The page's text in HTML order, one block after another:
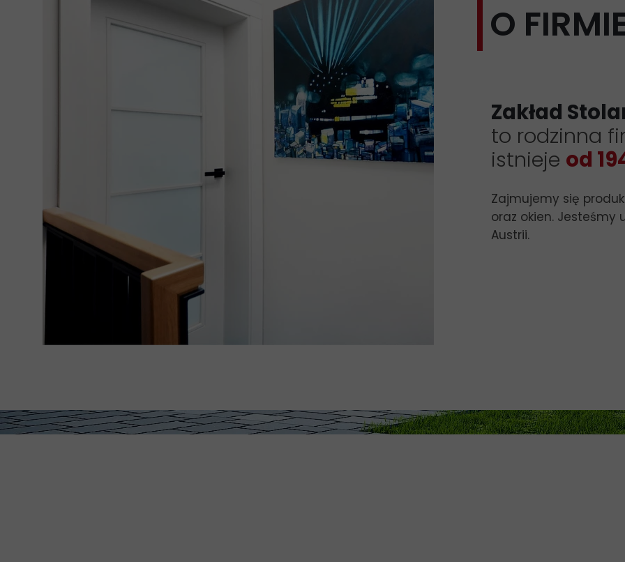
O
Zakład
to rodzinna
istnieje od
Zajmujemy się
oraz okien. Jesteśmy
Austrii.